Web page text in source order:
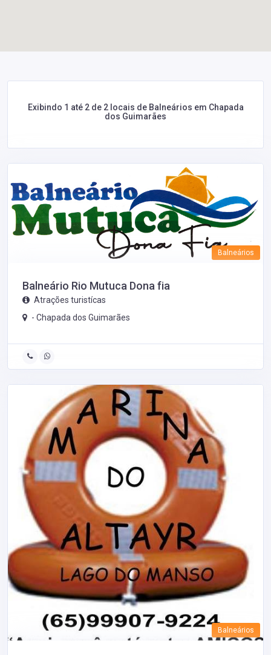
Exibindo 1 até 2 de 2 locais de Balneários em Chapada
dos Guimarães
Balneários
Balneário Rio Mutuca Dona fia
Atrações turistícas
- Chapada dos Guimarães
Balneários